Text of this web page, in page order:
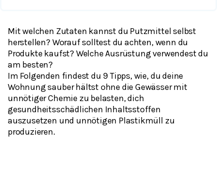
Mit welchen Zutaten kannst du Putzmittel selbst
herstellen? Worauf solltest du achten, wenn du
Produkte kaufst? Welche Ausrüstung verwendest du
am besten?
Im Folgenden findest du 9 Tipps, wie, du deine
Wohnung sauber hältst ohne die Gewässer mit
unnötiger Chemie zu belasten, dich
gesundheitsschädlichen Inhaltsstoffen
auszusetzen und unnötigen Plastikmüll zu
produzieren.